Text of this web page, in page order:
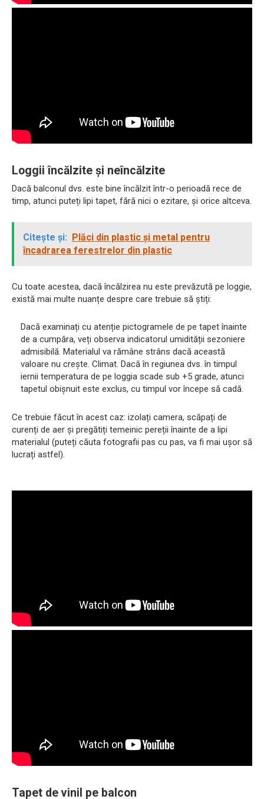
Loggii încălzite și neîncălzite
Dacă balconul dvs. este bine încălzit într-o perioadă rece de
timp, atunci puteți lipi tapet, fără nici o ezitare, și orice altceva.
Citește și: Plăci din plastic și metal pentru
încadrarea ferestrelor din plastic
Cu toate acestea, dacă încălzirea nu este prevăzută pe loggie,
există mai multe nuanțe despre care trebuie să știți:
Dacă examinați cu atenție pictogramele de pe tapet înainte
de a cumpăra, veți observa indicatorul umidității sezoniere
admisibilă. Materialul va rămâne strâns dacă această
valoare nu crește. Climat. Dacă în regiunea dvs. în timpul
iernii temperatura de pe loggia scade sub +5 grade, atunci
tapetul obișnuit este exclus, cu timpul vor începe să cadă.
Ce trebuie făcut în acest caz: izolați camera, scăpați de
curenți de aer și pregătiți temeinic pereții înainte de a lipi
materialul (puteți căuta fotografii pas cu pas, va fi mai ușor să
lucrați astfel).
Tapet de vinil pe balcon